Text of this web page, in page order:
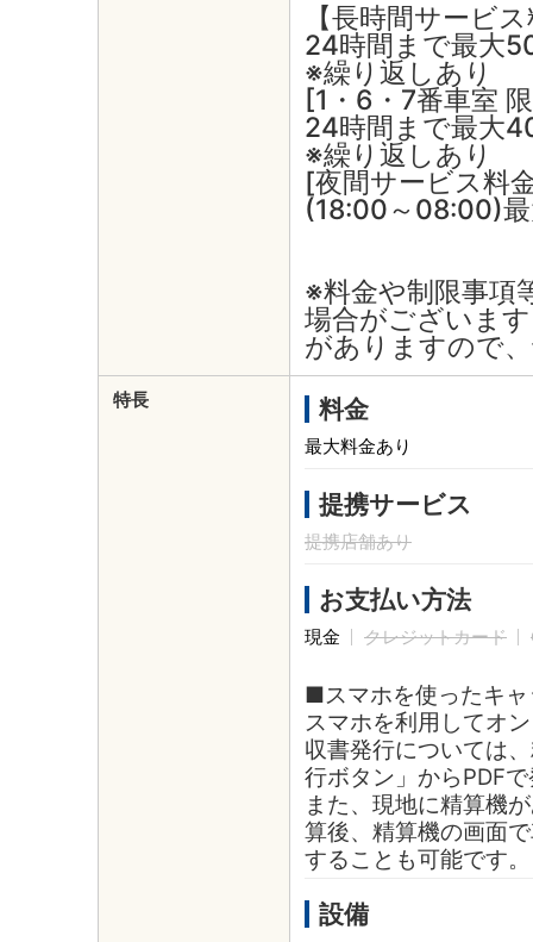
【長時間サービ
24時間まで最大
※繰り返しあり
[1・6・7番車室
24時間まで最大
※繰り返しあり
[夜間サービス料
(18:00～08:00)
※料金や制限事項
場合がございま
がありますので
特長 料金
最大料金あり
提携サービス
提携店舗あり
お支払い方法
現金 クレジットカード
■スマホを使ったキ
スマホを利用してオ
収書発行については
行ボタン」からPDF
また、現地に精算機
算後、精算機の画面
することも可能です。
設備